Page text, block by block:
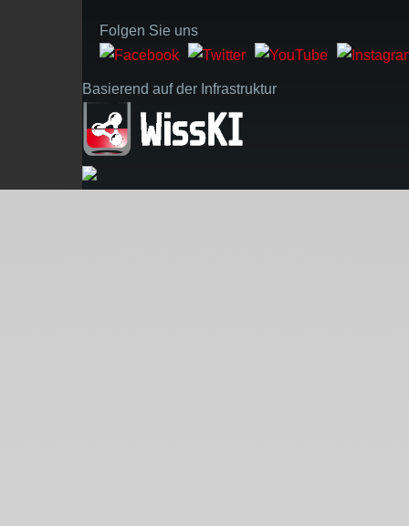
Folgen Sie uns
Basierend auf der Infrastruktur